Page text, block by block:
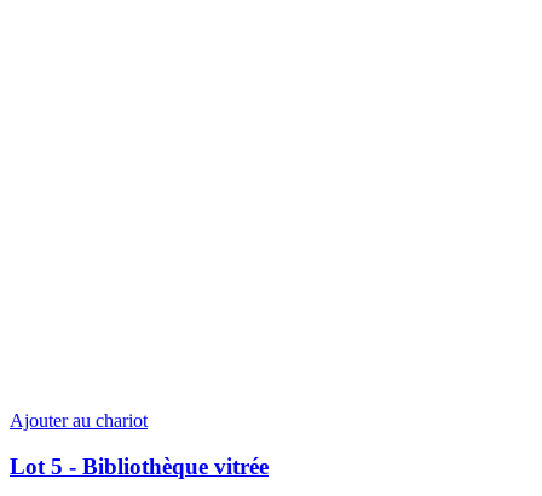
Ajouter au chariot
Lot 5 - Bibliothèque vitrée